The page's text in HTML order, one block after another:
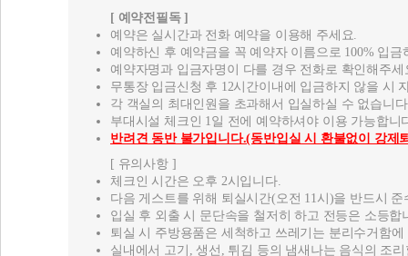
[ 예약전필독 ]
예약은 실시간과 전화 예약을 이용해 주세요.
예약하신 후 예약금을 꼭 예약자 이름으로 100% 입금
예약자명과 입금자명이 다를 경우 전화로 확인해주세
무통장 입금신청 후 12시간이내에 입금하지 않을 시
각 객실의 최대인원을 초과해서 입실하실 수 없습니
부대시설 체크인 1일 전에 예약하셔야 이용 가능합니
반려견 동반 불가입니다.(동반입실 시 환불없이 강제
[ 유의사항 ]
체크인 시간은 오후 2시입니다.
다음 게스트를 위해 퇴실시간(오전 11시)을 반드시
입실 후 외출 시 문단속을 철저히 하고 전등은 소등
퇴실 시 주방용품은 세척하고 쓰레기는 분리수거함
실내에서 고기, 생선, 튀김 등의 냄새나는 음식의 조